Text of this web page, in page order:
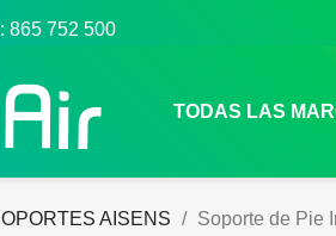
865 752 500
TODAS LAS
AISENS Soporte de Pie